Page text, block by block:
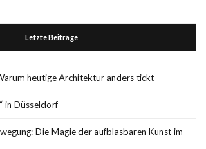
Letzte Beiträge
heutige Architektur anders tickt
in Düsseldorf
Die Magie der aufblasbaren Kunst im